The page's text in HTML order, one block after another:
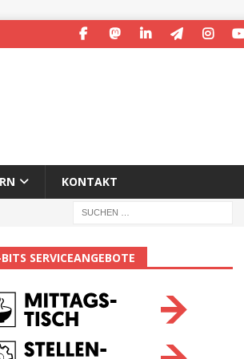
KONTAKT
SERVICEANGEBOTE